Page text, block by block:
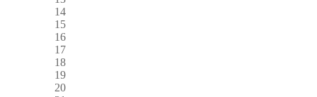
14
15
16
17
18
19
20